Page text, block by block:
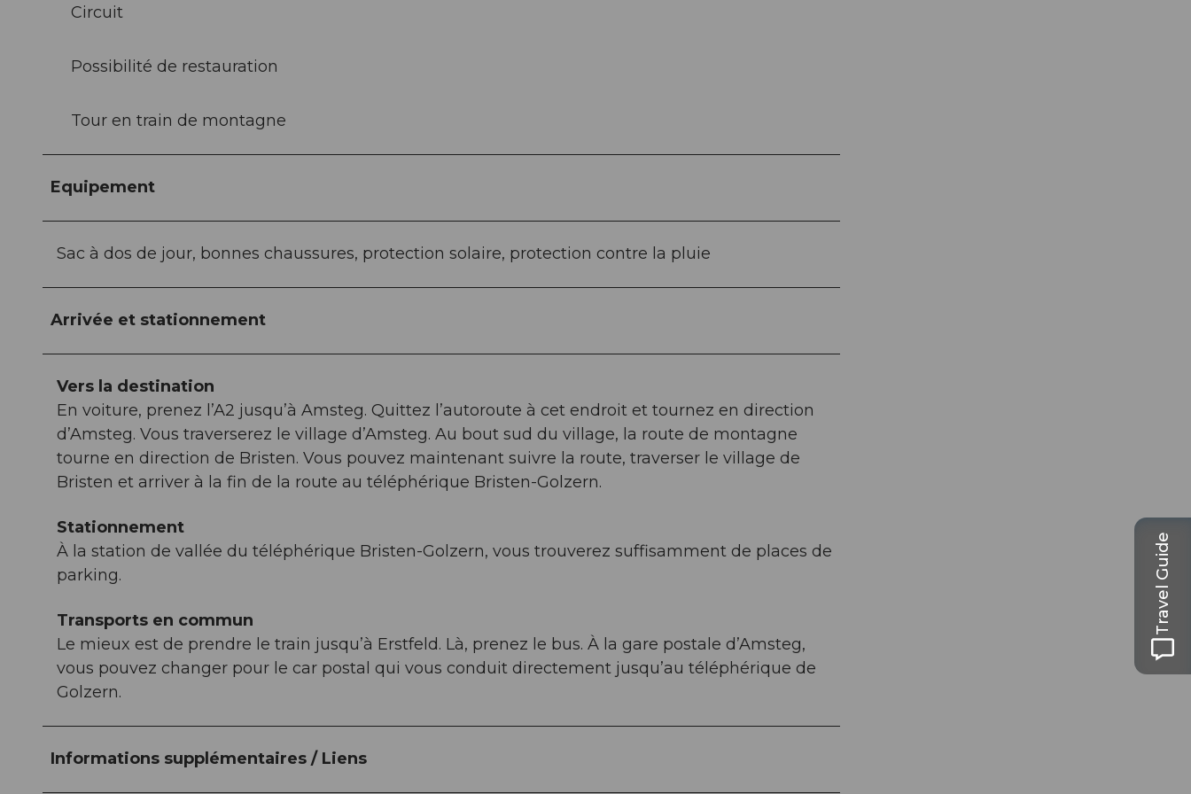
Circuit
Possibilité de restauration
Tour en train de montagne
Equipement
Sac à dos de jour, bonnes chaussures, protection solaire, protection contre la pluie
Arrivée et stationnement
Vers la destination
En voiture, prenez l’A2 jusqu’à Amsteg. Quittez l’autoroute à cet endroit et tournez en direction
d’Amsteg. Vous traverserez le village d’Amsteg. Au bout sud du village, la route de montagne
tourne en direction de Bristen. Vous pouvez maintenant suivre la route, traverser le village de
Bristen et arriver à la fin de la route au téléphérique Bristen-Golzern.
Stationnement
À la station de vallée du téléphérique Bristen-Golzern, vous trouverez suffisamment de places de
parking.
Transports en commun
Le mieux est de prendre le train jusqu’à Erstfeld. Là, prenez le bus. À la gare postale d’Amsteg,
vous pouvez changer pour le car postal qui vous conduit directement jusqu’au téléphérique de
Golzern.
Informations supplémentaires / Liens
Travel Guide